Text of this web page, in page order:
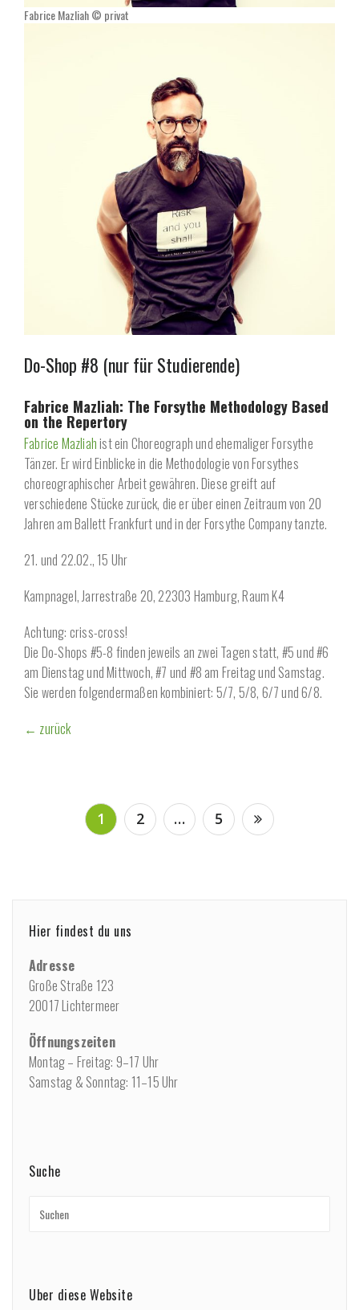
Fabrice Mazliah © privat
Do-Shop #8 (nur für Studierende)
Fabrice Mazliah: The Forsythe Methodology Based
on the Repertory
Fabrice Mazliahist ein Choreograph und ehemaliger Forsythe
Tänzer. Er wird Einblicke in die Methodologie von Forsythes
choreographischer Arbeit gewähren. Diese greift auf
verschiedene Stücke zurück, die er über einen Zeitraum von 20
Jahren am Ballett Frankfurt und in der Forsythe Company tanzte.
21. und 22.02., 15 Uhr
Kampnagel, Jarrestraße 20, 22303 Hamburg, Raum K4
Achtung: criss-cross!
Die Do-Shops #5-8 finden jeweils an zwei Tagen statt, #5 und #6
am Dienstag und Mittwoch, #7 und #8 am Freitag und Samstag.
Sie werden folgendermaßen kombiniert: 5/7, 5/8, 6/7 und 6/8.
← zurück
Beitragsnavigation
1 2 … 5
Hier findest du uns
Adresse
Große Straße 123
20017 Lichtermeer
Öffnungszeiten
Montag – Freitag: 9–17 Uhr
Samstag & Sonntag: 11–15 Uhr
Suche
Über diese Website